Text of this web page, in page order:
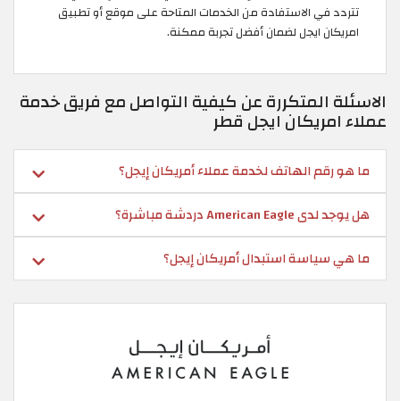
تتردد في الاستفادة من الخدمات المتاحة على موقع أو تطبيق
امريكان ايجل لضمان أفضل تجربة ممكنة.
الاسئلة المتكررة عن كيفية التواصل مع فريق خدمة
عملاء امريكان ايجل قطر
ما هو رقم الهاتف لخدمة عملاء أمريكان إيجل؟
هل يوجد لدى American Eagle دردشة مباشرة؟
ما هي سياسة استبدال أمريكان إيجل؟